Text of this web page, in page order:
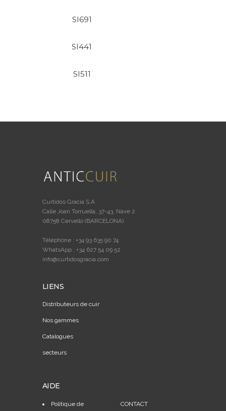
SI691
SI441
SI511
Curtidos Gracia S.A
Calle Joan Torruella, 37-43, Nave 2
08758 Cervelló (BARCELONA)
Téléphone : +34 93 635 90 74
WhatsApp : +34 627 54 09 52
info@curtidosgracia.com
LIENS
Distributeurs de cuir
Nos gammes
Catalogues
secteurs
AIDE
Politique de
CONTACT